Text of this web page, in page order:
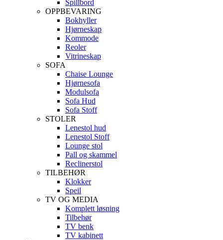
Spillbord
OPPBEVARING
Bokhyller
Hjørneskap
Kommode
Reoler
Vitrineskap
SOFA
Chaise Lounge
Hjørnesofa
Modulsofa
Sofa Hud
Sofa Stoff
STOLER
Lenestol hud
Lenestol Stoff
Lounge stol
Pall og skammel
Reclinerstol
TILBEHØR
Klokker
Speil
TV OG MEDIA
Komplett løsning
Tilbehør
TV benk
TV kabinett